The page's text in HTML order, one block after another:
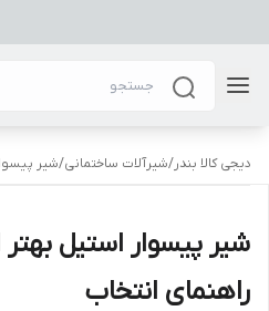
دیجی کالا بندر/شیرآلات ساختمانی/شیر
شیر پیسوار استیل
راهنمای انتخاب